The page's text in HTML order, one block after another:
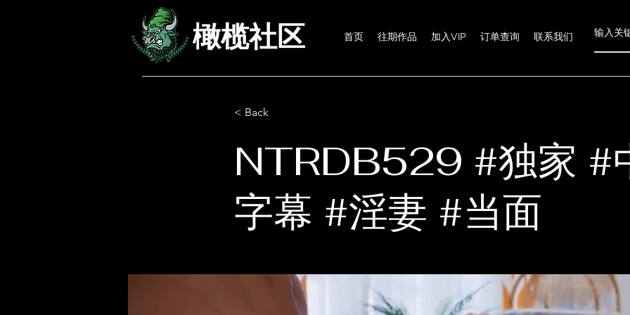
橄榄社区 首页 往期作品 加入VIP 订单查询 联系我们
< Back
NTRDB529 #独家 #
字幕 #淫妻 #当面